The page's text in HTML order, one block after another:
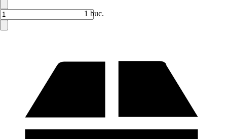
1 buc.